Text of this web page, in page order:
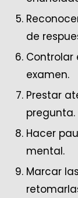
de
Controlar
examen.
Prestar
pregunta.
Hacer
mental.
Marcar